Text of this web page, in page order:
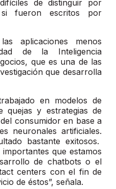
de distinguir por
si fueron escritos por
aplicaciones menos
de la Inteligencia
que es una de las
que desarrolla
en modelos de
quejas y estrategias de
consumidor en base a
neuronales artificiales.
bastante exitosos.
que estamos
de chatbots o el
centers con el fin de
de éstos”, señala.